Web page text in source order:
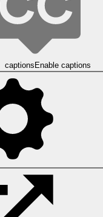
captions Enable captions